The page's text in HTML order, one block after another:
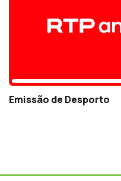
Emissão de Desporto